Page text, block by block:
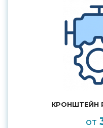
КРОНШТЕЙН
от